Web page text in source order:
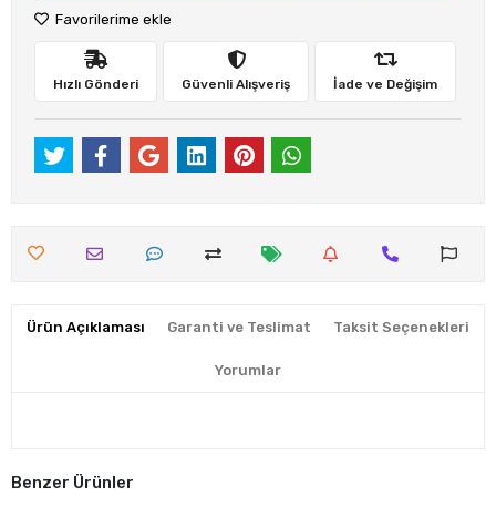
Favorilerime ekle
Hızlı Gönderi Güvenli Alışveriş İade ve Değişim
Ürün Açıklaması Garanti ve Teslimat Taksit Seçenekleri
Yorumlar
Benzer Ürünler